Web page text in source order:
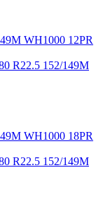
R22.5 152/149M
R22.5 152/149M